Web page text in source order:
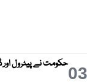
03حکومت نے پیٹرول